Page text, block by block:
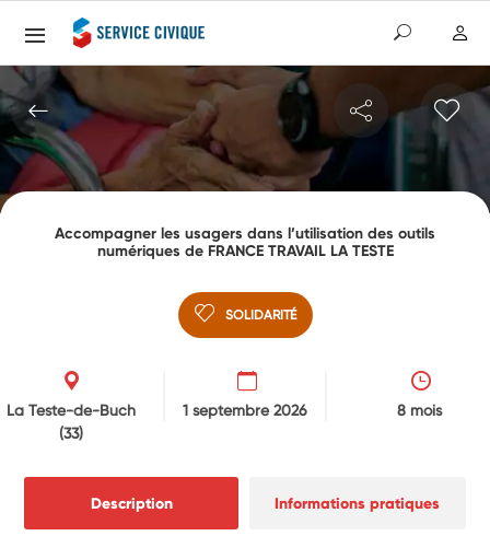
Accompagner les usagers dans l’utilisation des outils
numériques de FRANCE TRAVAIL LA TESTE
SOLIDARITÉ
La Teste-de-Buch
(33)
1 septembre 2026 8 mois
Description Informations pratiques